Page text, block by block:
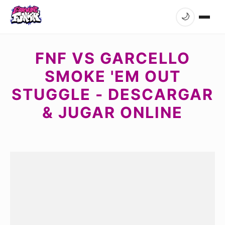
🌙
FNF VS GARCELLO
SMOKE 'EM OUT
STUGGLE - DESCARGAR
& JUGAR ONLINE